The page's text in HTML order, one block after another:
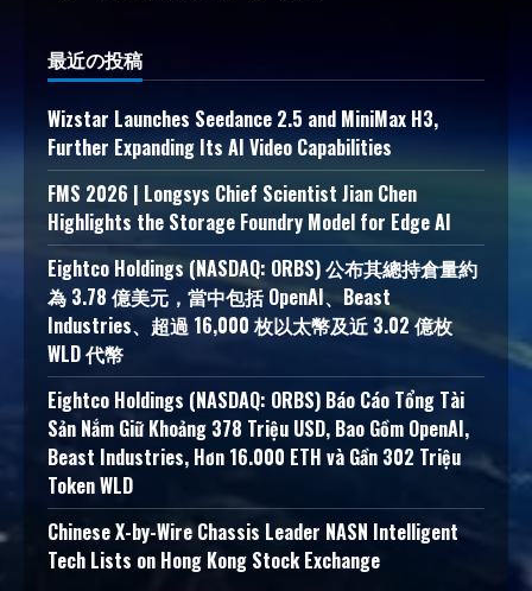
最近の投稿
Wizstar Launches Seedance 2.5 and MiniMax H3,
Further Expanding Its AI Video Capabilities
FMS 2026 | Longsys Chief Scientist Jian Chen
Highlights the Storage Foundry Model for Edge AI
Eightco Holdings (NASDAQ: ORBS) 公布其總持倉量約
為 3.78 億美元，當中包括 OpenAI、Beast
Industries、超過 16,000 枚以太幣及近 3.02 億枚
WLD 代幣
Eightco Holdings (NASDAQ: ORBS) Báo Cáo Tổng Tài
Sản Nắm Giữ Khoảng 378 Triệu USD, Bao Gồm OpenAI,
Beast Industries, Hơn 16.000 ETH và Gần 302 Triệu
Token WLD
Chinese X-by-Wire Chassis Leader NASN Intelligent
Tech Lists on Hong Kong Stock Exchange